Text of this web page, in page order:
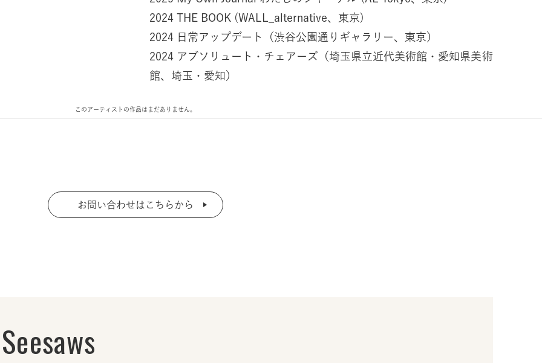
2024 THE BOOK (WALL_alternative、東京)
2024 日常アップデート（渋谷公園通りギャラリー、東京）
2024 アブソリュート・チェアーズ（埼玉県立近代美術館・愛知県美術
館、埼玉・愛知）
このアーティストの作品はまだありません。
お問い合わせはこちらから
Seesaws